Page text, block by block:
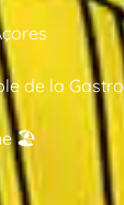
de la
🏖️